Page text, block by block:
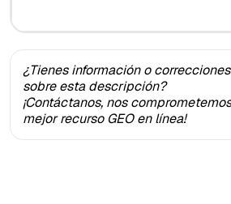
¿Tienes información o
sobre esta descripción?
¡Contáctanos, nos
mejor recurso GEO en línea!